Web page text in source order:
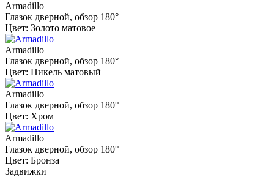
Armadillo
Глазок дверной, обзор 180°
Цвет: Золото матовое
Armadillo
Глазок дверной, обзор 180°
Цвет: Никель матовый
Armadillo
Глазок дверной, обзор 180°
Цвет: Хром
Armadillo
Глазок дверной, обзор 180°
Цвет: Бронза
Задвижки